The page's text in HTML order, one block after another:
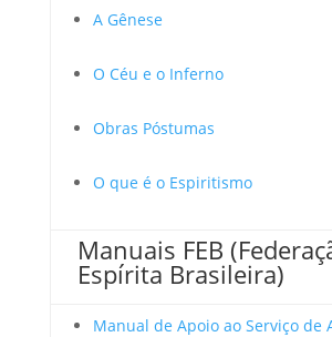
A Gênese
O Céu e o Inferno
Obras Póstumas
O que é o Espiritismo
Manuais FEB
Espírita Brasileira)
Manual de Apoio ao Serviço de